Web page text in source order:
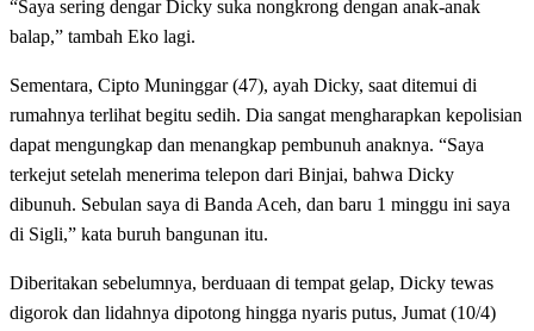
“Saya sering dengar Dicky suka nongkrong dengan anak-anak
balap,” tambah Eko lagi.
Sementara, Cipto Muninggar (47), ayah Dicky, saat ditemui di
rumahnya terlihat begitu sedih. Dia sangat mengharapkan kepolisian
dapat mengungkap dan menangkap pembunuh anaknya. “Saya
terkejut setelah menerima telepon dari Binjai, bahwa Dicky
dibunuh. Sebulan saya di Banda Aceh, dan baru 1 minggu ini saya
di Sigli,” kata buruh bangunan itu.
Diberitakan sebelumnya, berduaan di tempat gelap, Dicky tewas
digorok dan lidahnya dipotong hingga nyaris putus, Jumat (10/4)